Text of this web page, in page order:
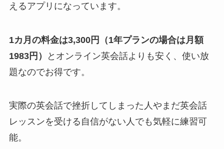
えるアプリになっています。
1カ月の料金は3,300円（1年プランの場合は月額
1983円）
とオンライン英会話よりも安く、使い放
題なのでお得です。
実際の英会話で挫折してしまった人やまだ英会話
レッスンを受ける自信がない人でも気軽に練習可
能。